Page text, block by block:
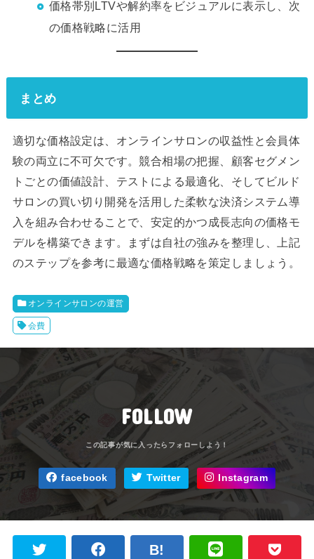
価格帯別LTVや解約率をビジュアルに表示し、次
の価格戦略に活用
まとめ
適切な価格設定は、オンラインサロンの収益性と会員体
験の両立に不可欠です。競合相場の把握、顧客セグメン
トごとの価値設計、テストによる最適化、そしてビルド
サロンの買い切り開発を活用した柔軟な決済システム導
入を組み合わせることで、安定的かつ成長志向の価格モ
デルを構築できます。まずは自社の強みを整理し、上記
のステップを参考に最適な価格戦略を策定しましょう。
オンラインサロンの運営
会費
FOLLOW
facebook Twitter Instagram